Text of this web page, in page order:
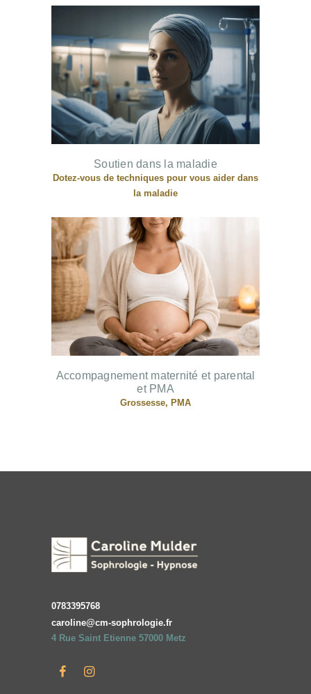
Soutien dans la maladie
Dotez-vous de techniques pour vous aider dans
la maladie
Accompagnement maternité et parental
et PMA
Grossesse, PMA
0783395768
caroline@cm-sophrologie.fr
4 Rue Saint Etienne 57000 Metz